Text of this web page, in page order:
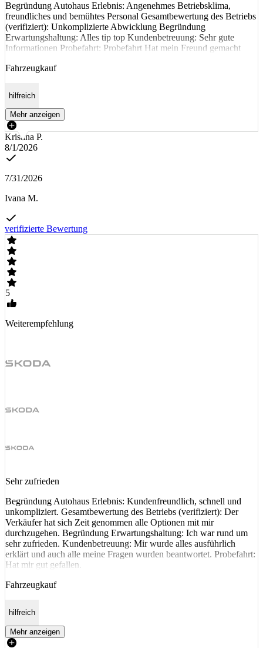
Begründung Autohaus Erlebnis: Angenehmes Betriebsklima,
freundliches und bemühtes Personal Gesamtbewertung des Betriebs
(verifiziert): Unkomplizierte Abwicklung Begründung
Erwartungshaltung: Alles tip top Kundenbetreuung: Sehr gute
Informationen Probefahrt: Probefahrt Hat mein Freund gemacht
Fahrzeugkauf
hilfreich
Mehr anzeigen
Kristina P.
8/1/2026
7/31/2026
Ivana M.
verifizierte Bewertung
5
Weiterempfehlung
Sehr zufrieden
Begründung Autohaus Erlebnis: Kundenfreundlich, schnell und
unkompliziert. Gesamtbewertung des Betriebs (verifiziert): Der
Verkäufer hat sich Zeit genommen alle Optionen mit mir
durchzugehen. Begründung Erwartungshaltung: Ich war rund um
sehr zufrieden. Kundenbetreuung: Mir wurde alles ausführlich
erklärt und auch alle meine Fragen wurden beantwortet. Probefahrt:
Hat mir gut gefallen.
Fahrzeugkauf
hilfreich
Mehr anzeigen